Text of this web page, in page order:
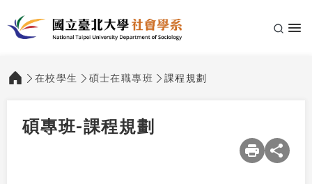
::: 在校學生 碩士在職專班 課程規劃
碩專班-課程規劃